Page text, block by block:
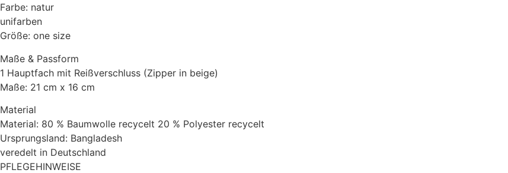
Farbe: natur
unifarben
Größe: one size
Maße & Passform
1 Hauptfach mit Reißverschluss (Zipper in beige)
Maße: 21 cm x 16 cm
Material
Material: 80 % Baumwolle recycelt 20 % Polyester recycelt
Ursprungsland: Bangladesh
veredelt in Deutschland
PFLEGEHINWEISE